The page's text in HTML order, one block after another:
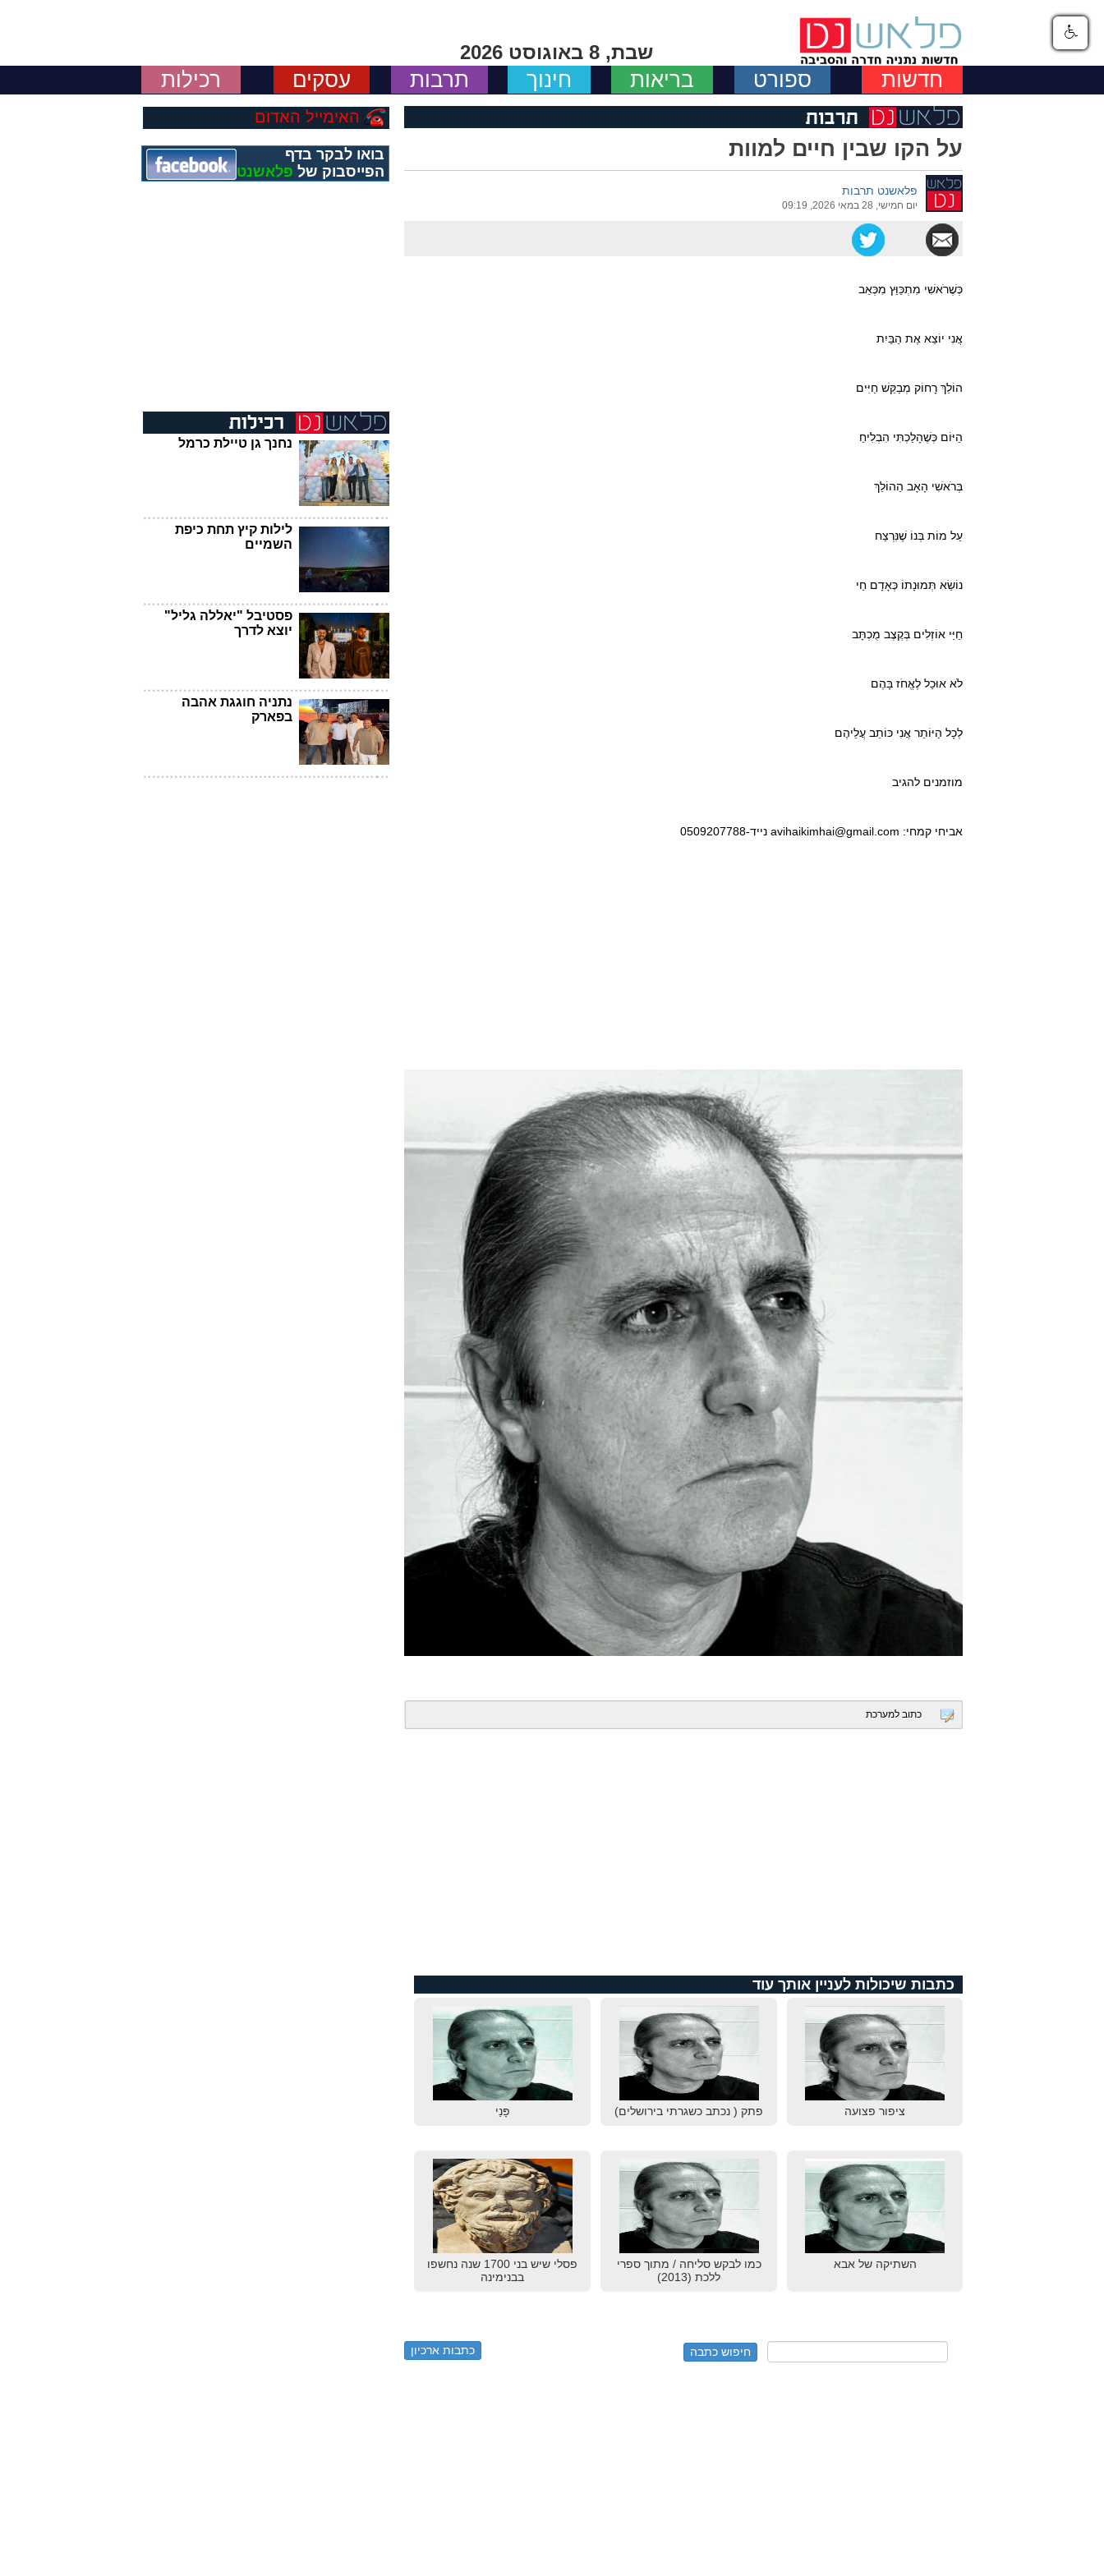
שבת, 8 באוגוסט 2026
חדשות ספורט בריאות חינוך תרבות עסקים רכילות
על הקו שבין חיים למוות
פלאשנט תרבות
יום חמישי, 28 במאי 2026, 09:19
כְּשֶׁרֹאשִׁי מִתְכַּוֵּץ מִכְּאֵב
אֲנִי יוֹצֵא אֶת הַבַּיִת
הוֹלֵךְ רָחוֹק מְבַקֵּשׁ חַיִּים
הַיּוֹם כְּשֶׁהָלַכְתִּי הִבְלִיחַ
בְּרֹאשִׁי הָאָב הַהוֹלֵךְ
עַל מוֹת בְּנוֹ שֶׁנִּרְצַח
נוֹשֵׂא תְּמוּנָתוֹ כְּאָדָם חַי
חַיַּי אוֹזְלִים בְּקֶצֶב מֻכְתָּב
לֹא אוּכַל לֶאֱחֹז בָּהֶם
לְכָל הַיּוֹתֵר אֲנִי כּוֹתֵב עֲלֵיהֶם
מוזמנים להגיב
אביחי קמחי: avihaikimhai@gmail.com נייד-0509207788
כתוב למערכת
כתבות שיכולות לעניין אותך עוד
ציפור פצועה פתק ( נכתב כשגרתי בירושלים) פָּנַי
השתיקה של אבא
כמו לבקש סליחה / מתוך ספרי
ללכת (2013)
פסלי שיש בני 1700 שנה נחשפו
בבנימינה
כתבות ארכיון
האימייל האדום
בואו לבקר בדף
הפייסבוק של פלאשנט
נחנך גן טיילת כרמל
לילות קיץ תחת כיפת
השמיים
פסטיבל "יאללה גליל"
יוצא לדרך
נתניה חוגגת אהבה
בפארק